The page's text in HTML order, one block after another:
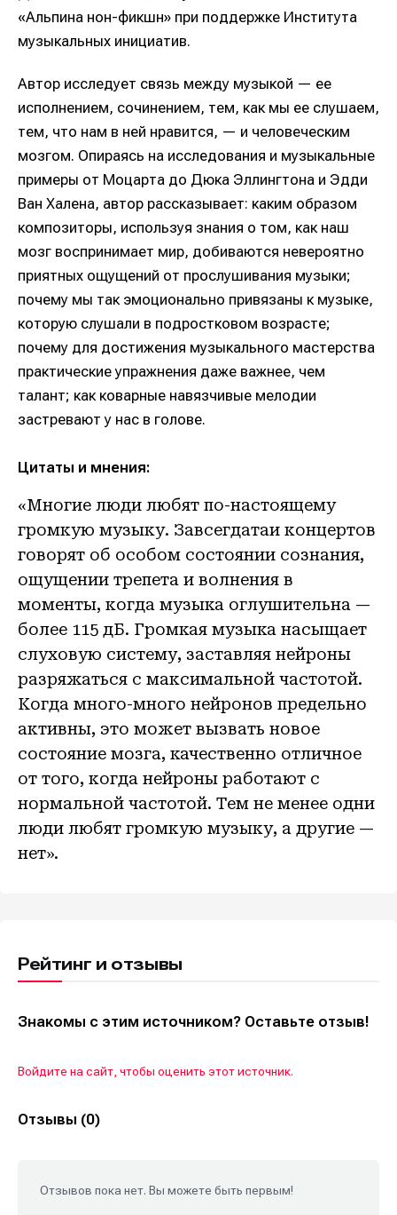
«Альпина нон-фикшн» при поддержке Института
музыкальных инициатив.
Автор исследует связь между музыкой — ее
исполнением, сочинением, тем, как мы ее слушаем,
тем, что нам в ней нравится, — и человеческим
мозгом. Опираясь на исследования и музыкальные
примеры от Моцарта до Дюка Эллингтона и Эдди
Ван Халена, автор рассказывает: каким образом
композиторы, используя знания о том, как наш
мозг воспринимает мир, добиваются невероятно
приятных ощущений от прослушивания музыки;
почему мы так эмоционально привязаны к музыке,
которую слушали в подростковом возрасте;
почему для достижения музыкального мастерства
практические упражнения даже важнее, чем
талант; как коварные навязчивые мелодии
застревают у нас в голове.
Цитаты и мнения:
«Многие люди любят по-настоящему
громкую музыку. Завсегдатаи концертов
говорят об особом состоянии сознания,
ощущении трепета и волнения в
моменты, когда музыка оглушительна —
более 115 дБ. Громкая музыка насыщает
слуховую систему, заставляя нейроны
разряжаться с максимальной частотой.
Когда много-много нейронов предельно
активны, это может вызвать новое
состояние мозга, качественно отличное
от того, когда нейроны работают с
нормальной частотой. Тем не менее одни
люди любят громкую музыку, а другие —
нет».
Рейтинг и отзывы
Знакомы с этим источником? Оставьте отзыв!
Войдите на сайт, чтобы оценить этот источник.
Отзывы (0)
Отзывов пока нет. Вы можете быть первым!